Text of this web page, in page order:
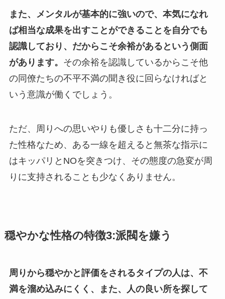
また、メンタルが基本的に強いので、本気になれ
ば相当な成果を出すことができることを自分でも
認識しており、だからこそ余裕があるという側面
があります。 その余裕を認識しているからこそ他
の同僚たちの不平不満の聞き役に回らなければと
いう意識が働くでしょう。
ただ、周りへの思いやりも優しさも十二分に持っ
た性格なため、ある一線を超えると無茶な指示に
はキッパリとNOを突きつけ、その態度の急変が周
りに支持されることも少なくありません。
穏やかな性格の特徴3:派閥を嫌う
周りから穏やかと評価をされるタイプの人は、不
満を溜め込みにくく、また、人の良い所を探して